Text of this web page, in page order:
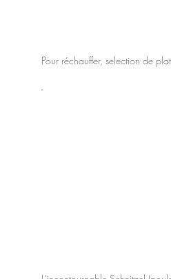
Pour réchauffer, selection de